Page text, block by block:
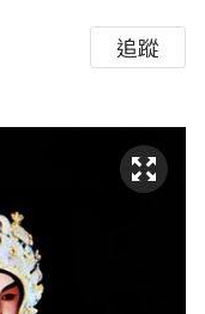
追蹤